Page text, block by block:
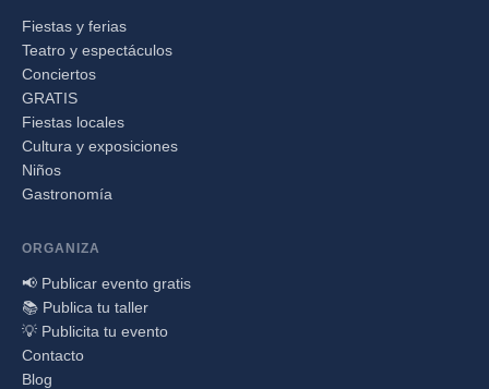
Fiestas y ferias
Teatro y espectáculos
Conciertos
GRATIS
Fiestas locales
Cultura y exposiciones
Niños
Gastronomía
ORGANIZA
📢 Publicar evento gratis
📚 Publica tu taller
💡 Publicita tu evento
Contacto
Blog